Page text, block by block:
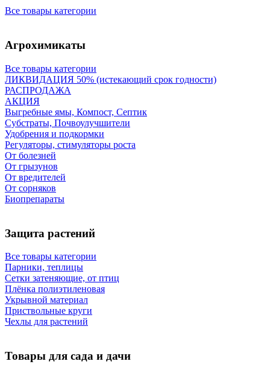
Все товары категории
Агрохимикаты
Все товары категории
ЛИКВИДАЦИЯ 50% (истекающий срок годности)
РАСПРОДАЖА
АКЦИЯ
Выгребные ямы, Компост, Септик
Субстраты, Почвоулучшители
Удобрения и подкормки
Регуляторы, стимуляторы роста
От болезней
От грызунов
От вредителей
От сорняков
Биопрепараты
Защита растений
Все товары категории
Парники, теплицы
Сетки затеняющие, от птиц
Плёнка полиэтиленовая
Укрывной материал
Приствольные круги
Чехлы для растений
Товары для сада и дачи